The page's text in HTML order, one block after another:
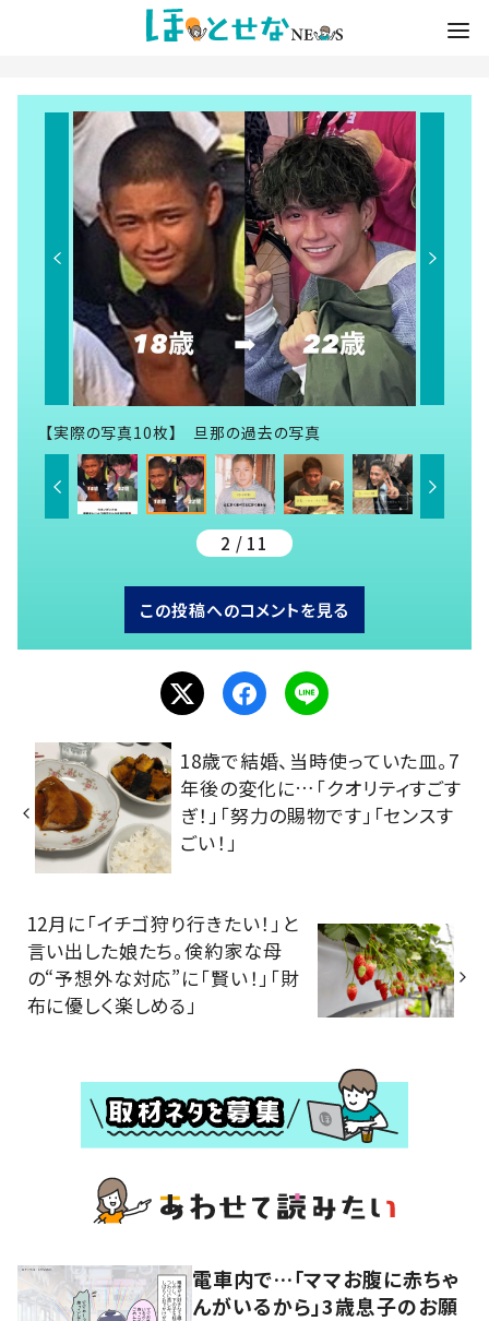
【実際の写真10枚】 旦那の過去の写真
2 / 11
この投稿へのコメントを見る
18歳で結婚、当時使っていた皿。7
年後の変化に…「クオリティすごす
ぎ！」「努力の賜物です」「センスす
ごい！」
12月に「イチゴ狩り行きたい！」と
言い出した娘たち。倹約家な母
の“予想外な対応”に「賢い！」「財
布に優しく楽しめる」
電車内で…「ママお腹に赤ちゃ
んがいるから」3歳息子のお願